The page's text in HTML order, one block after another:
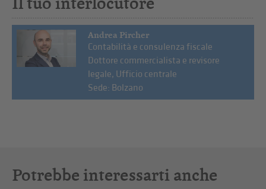
Andrea Pircher
Contabilità e consulenza fiscale
Dottore commercialista e revisore
legale, Ufficio centrale
Sede: Bolzano
Potrebbe interessarti anche